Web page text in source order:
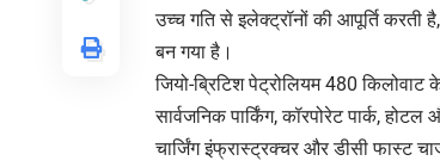
उच्च गति से इलेक्ट्रॉनों की आपूर्ति करती
बन गया है।
जियो-ब्रिटिश पेट्रोलियम 480 किलोवाट
सार्वजनिक पार्किंग, कॉरपोरेट पार्क,
चार्जिंग इंफ्रास्ट्रक्चर और डीसी फास्ट